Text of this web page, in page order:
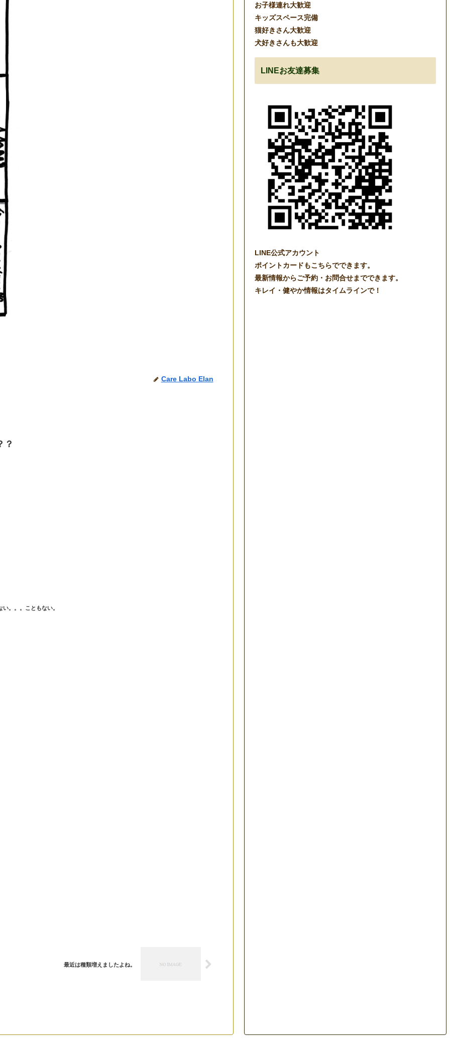
Care Labo Elan
？
。。。こともない。
最近は種類増えましたよね。
お子様連れ大歓迎
キッズスペース完備
猫好きさん大歓迎
犬好きさんも大歓迎
LINEお友達募集
LINE公式アカウント
ポイントカードもこちらでできます。
最新情報からご予約・お問合せまでできます。
キレイ・健やか情報はタイムラインで！